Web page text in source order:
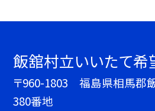
飯舘村立いいたて希
〒960-1803 福島県相馬郡
380番地